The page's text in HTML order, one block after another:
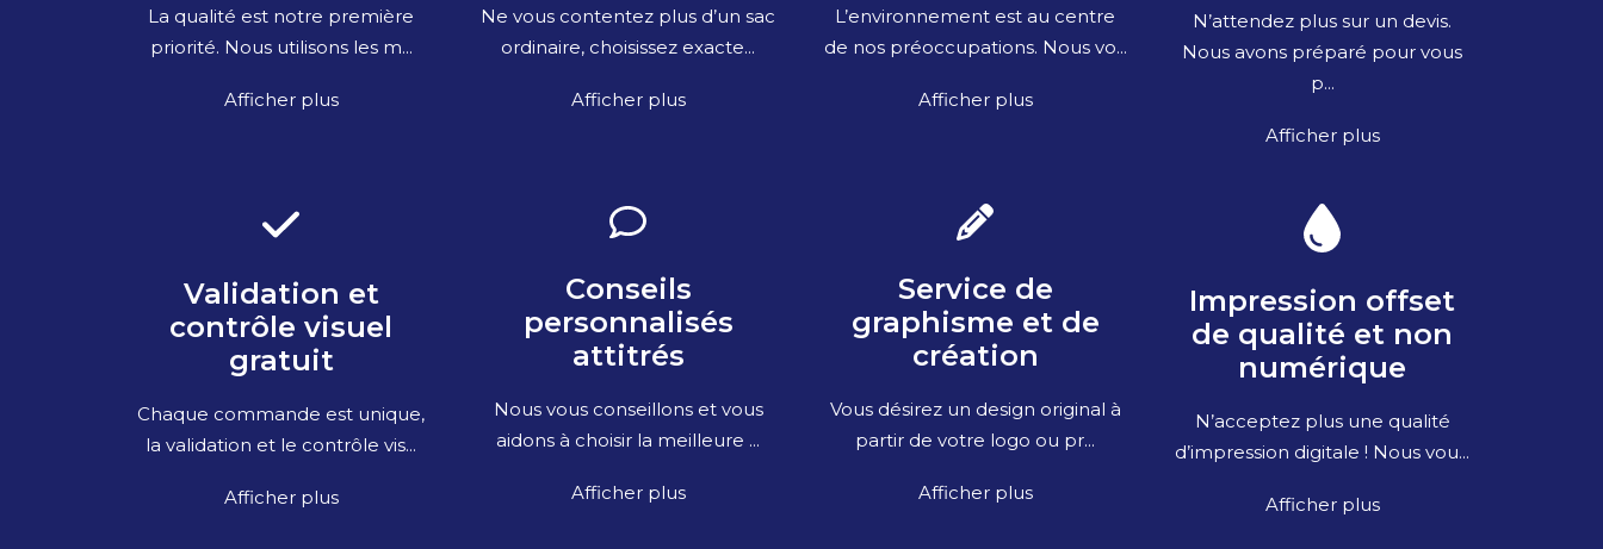
La qualité est notre première
priorité. Nous utilisons les m...
Afficher plus
Ne vous contentez plus d’un sac
ordinaire, choisissez exacte...
Afficher plus
L’environnement est au centre
de nos préoccupations. Nous vo...
Afficher plus
N’attendez plus sur un devis.
Nous avons préparé pour vous
p...
Afficher plus
Validation et
contrôle visuel
gratuit
Chaque commande est unique,
la validation et le contrôle vis...
Afficher plus
Conseils
personnalisés
attitrés
Nous vous conseillons et vous
aidons à choisir la meilleure ...
Afficher plus
Service de
graphisme et de
création
Vous désirez un design original à
partir de votre logo ou pr...
Afficher plus
Impression offset
de qualité et non
numérique
N’acceptez plus une qualité
d’impression digitale ! Nous vou...
Afficher plus